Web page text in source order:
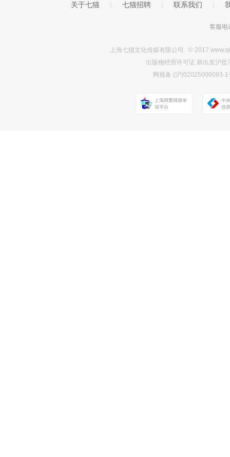
关于七猫 七猫招聘 联系我们
客服电
上海七猫文化传媒有限公司 © 2017
出版物经营许可证 新出发沪
网视备 (沪)02025000093-